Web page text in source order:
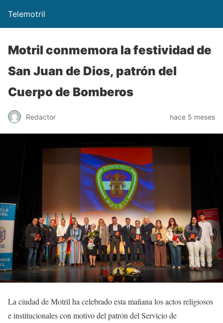
Telemotril
Motril conmemora la festividad de
San Juan de Dios, patrón del
Cuerpo de Bomberos
Redactor hace 5 meses
La ciudad de Motril ha celebrado esta mañana los actos religiosos
e institucionales con motivo del patrón del Servicio de